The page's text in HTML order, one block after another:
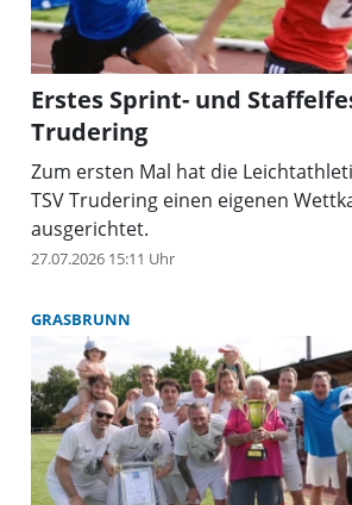
Erstes Sprint- und
Trudering
Zum ersten Mal hat die
TSV Trudering einen eigenen
ausgerichtet.
27.07.2026 15:11 Uhr
GRASBRUNN